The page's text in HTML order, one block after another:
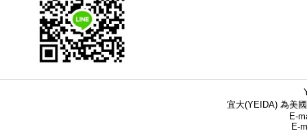
宜大(YEIDA) 為美
E-
E-